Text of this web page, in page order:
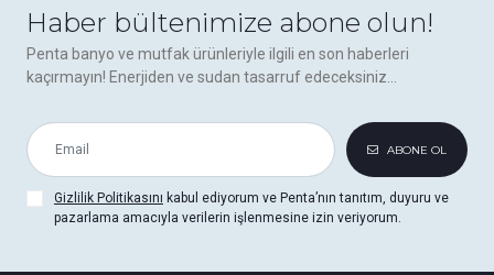
Haber bültenimize abone olun!
Penta banyo ve mutfak ürünleriyle ilgili en son haberleri
kaçırmayın! Enerjiden ve sudan tasarruf edeceksiniz...
ABONE OL
Gizlilik Politikasını kabul ediyorum ve Penta’nın tanıtım, duyuru ve
pazarlama amacıyla verilerin işlenmesine izin veriyorum.